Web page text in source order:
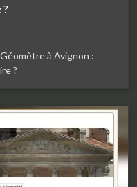
à Avignon :
?